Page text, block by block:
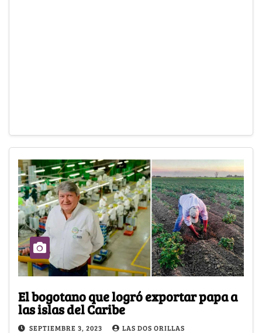
El bogotano que logró exportar papa a
las islas del Caribe
SEPTIEMBRE 3, 2023 LAS DOS ORILLAS